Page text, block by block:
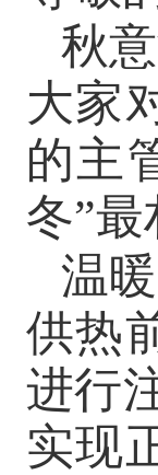
秋
大家
的主
冬”
温
供热
进行
实现